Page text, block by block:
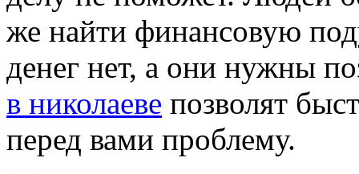
же найти финансовую
денег нет, а они нужны
в николаеве позволят
перед вами проблему.